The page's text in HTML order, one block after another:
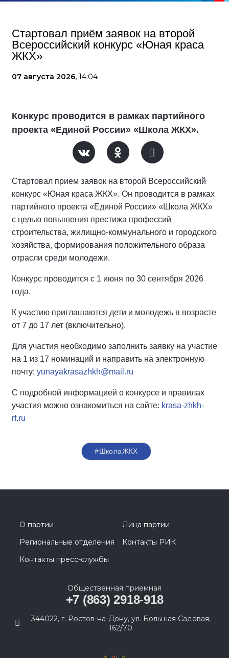
Стартовал приём заявок на второй
Всероссийский конкурс «Юная краса
ЖКХ»
07 августа 2026, 14:04
Конкурс проводится в рамках партийного
проекта «Единой России» «Школа ЖКХ».
Стартовал прием заявок на второй Всероссийский
конкурс «Юная краса ЖКХ». Он проводится в рамках
партийного проекта «Единой России» «Школа ЖКХ»
с целью повышения престижа профессий
строительства, жилищно-коммунального и городского
хозяйства, формирования положительного образа
отрасли среди молодежи.
Конкурс проводится с 1 июня по 30 сентября 2026
года.
К участию приглашаются дети и молодежь в возрасте
от 7 до 17 лет (включительно).
Для участия необходимо заполнить заявку на участие
на 1 из 17 номинаций и направить на электронную
почту: yunayakrasazhkh@mail.ru
С подробной информацией о конкурсе и правилах
участия можно ознакомиться на сайте: krasa-zhkh-
rf.ru
#ШколаЖКХ
О партии
Лица партии
Региональные отделения
Контакты РИК
Контакты пресс-службы
Общественная приемная
+7 (863) 2918-918
344022, г. Ростов-на-Дону, ул. Большая Садовая,
162/70